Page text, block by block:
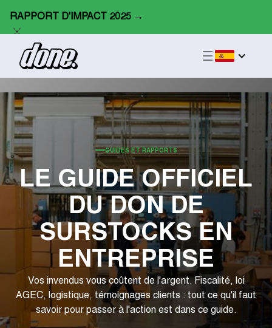
RAPPORT D'IMPACT 2025 →
GUIDES ET RAPPORTS
LE GUIDE OFFICIEL
DU DON DE
SURSTOCKS EN
ENTREPRISE
Vos invendus vous coûtent de l'argent. Fiscalité, loi
AGEC, logistique, témoignages clients : tout ce qu'il faut
savoir pour passer à l'action est dans ce guide.